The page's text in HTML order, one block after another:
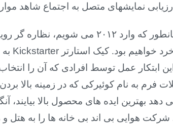
نمایشهای متصل به اجتماع شاهد
در آخر همانطور که وارد ۲۰۱۲
خواهیم بود. کیک استارتر Kickstarter
ابتکار عمل توسط افرادی که آن را
فرم به نام کوئیرکی که در زمینه بالا
دهد بهترین ایده های محصول بالا
شرکت هوایی بی اند بی خانه ها را به هتل